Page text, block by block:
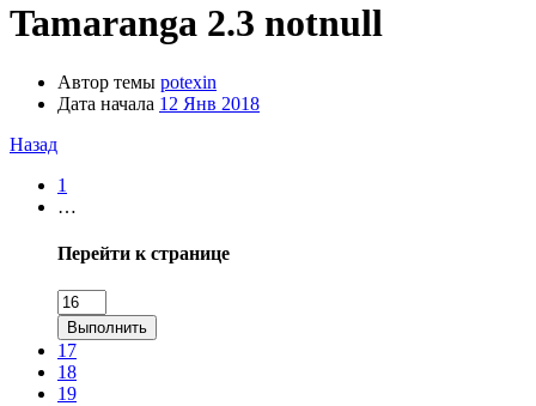
Tamaranga 2.3 notnull
Автор темы potexin
Дата начала 12 Янв 2018
Назад
1
…
Перейти к странице
Выполнить
17
18
19